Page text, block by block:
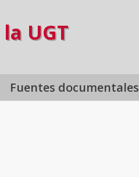
UGT
Fuentes documentales